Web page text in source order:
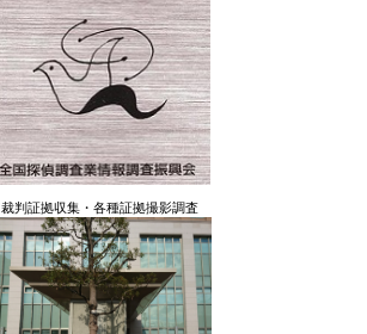
裁判証拠収集・各種証拠撮影調査